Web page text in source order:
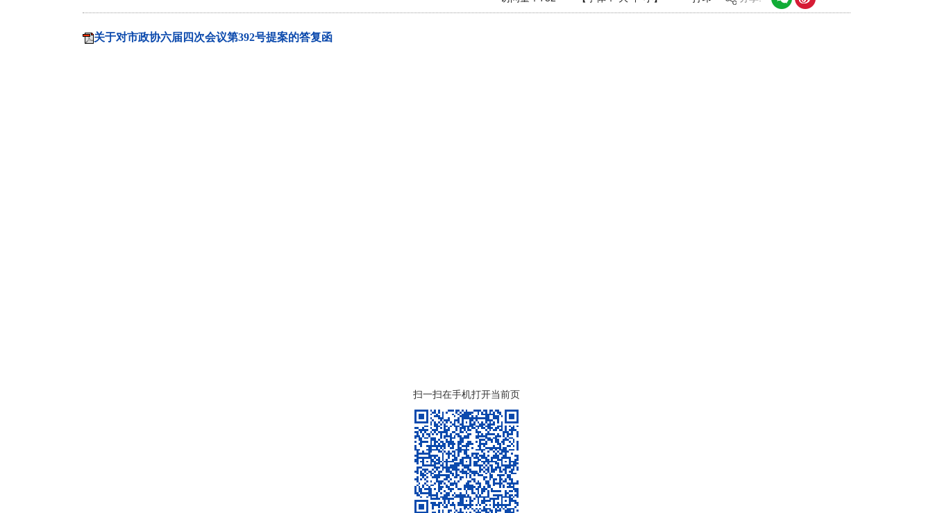
关于对市政协六届四次会议第392号提案的答复函
扫一扫在手机打开当前页